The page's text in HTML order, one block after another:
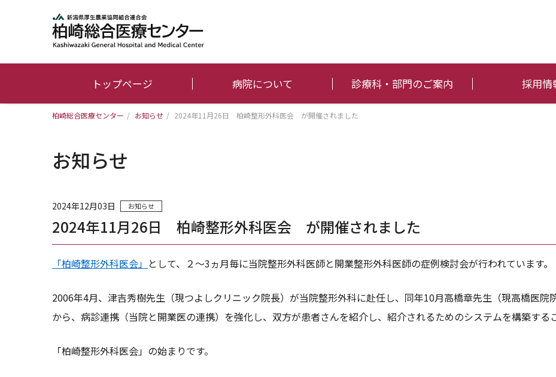
トップページ 病院について 診療科・部門のご案内 採用情
柏崎総合医療センター / お知らせ / 2024年11月26日 柏崎整形外科医会 が開催されました
お知らせ
2024年12月03日 お知らせ
2024年11月26日 柏崎整形外科医会 が開催されました
「柏崎整形外科医会」 として、２～3ヵ月毎に当院整形外科医師と開業整形外科医師の症例検討会が行われています。
2006年4月、津吉秀樹先生（現つよしクリニック院長）が当院整形外科に赴任し、同年10月高橋章先生（現高橋医
から、病診連携（当院と開業医の連携）を強化し、双方が患者さんを紹介し、紹介されるためのシステムを構築する
「柏崎整形外科医会」の始まりです。